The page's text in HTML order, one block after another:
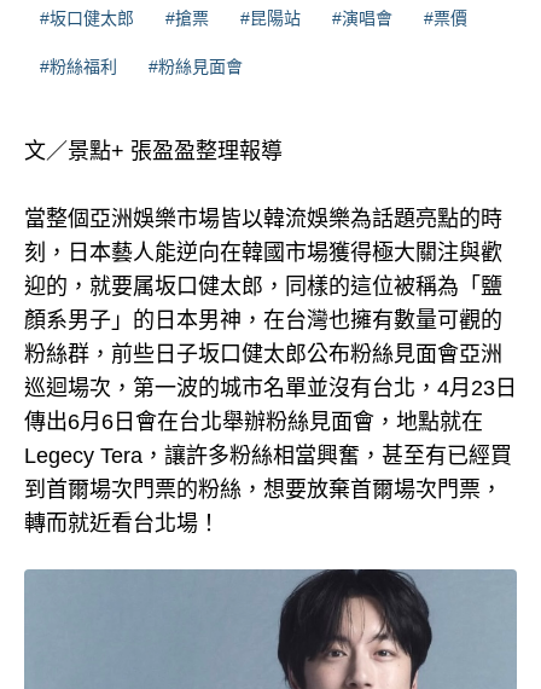
#坂口健太郎 #搶票 #昆陽站 #演唱會 #票價
#粉絲福利 #粉絲見面會
文／景點+ 張盈盈整理報導
當整個亞洲娛樂市場皆以韓流娛樂為話題亮點的時
刻，日本藝人能逆向在韓國市場獲得極大關注與歡
迎的，就要属坂口健太郎，同樣的這位被稱為「鹽
顏系男子」的日本男神，在台灣也擁有數量可觀的
粉絲群，前些日子坂口健太郎公布粉絲見面會亞洲
巡迴場次，第一波的城市名單並沒有台北，4月23日
傳出6月6日會在台北舉辦粉絲見面會，地點就在
Legecy Tera，讓許多粉絲相當興奮，甚至有已經買
到首爾場次門票的粉絲，想要放棄首爾場次門票，
轉而就近看台北場！